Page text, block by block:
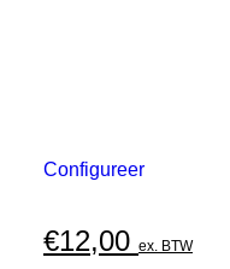
Configureer
€12,00 ex. BTW